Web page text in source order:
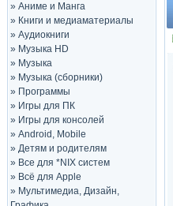
» Аниме и Манга
» Книги и медиаматериалы
» Аудиокниги
» Музыка HD
» Музыка
» Музыка (сборники)
» Программы
» Игры для ПК
» Игры для консолей
» Android, Mobile
» Детям и родителям
» Все для *NIX систем
» Всё для Apple
» Мультимедиа, Дизайн,